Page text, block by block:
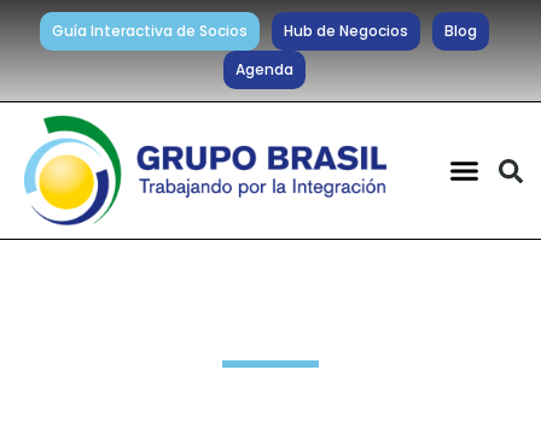
Guía Interactiva de Socios Hub de Negocios
Blog
Agenda